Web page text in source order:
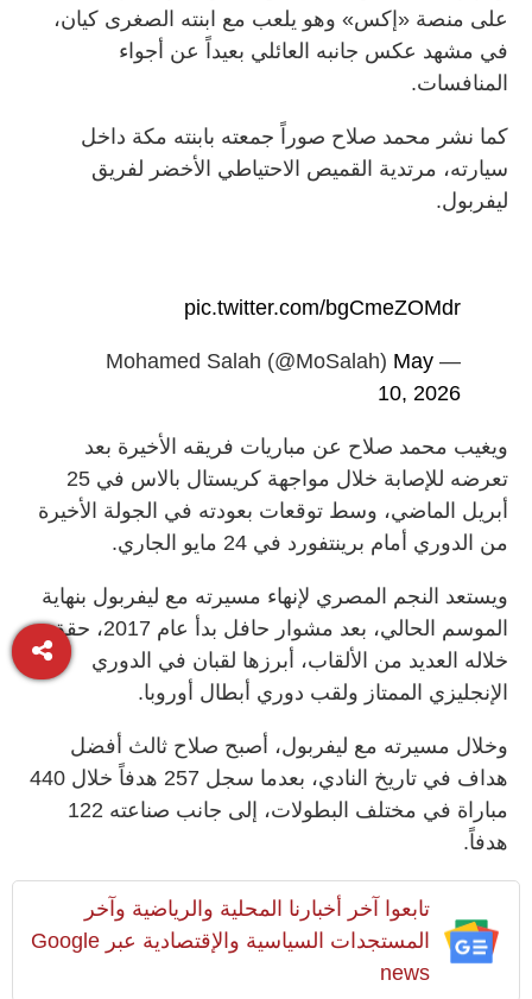
على منصة «إكس» وهو يلعب مع ابنته الصغرى كيان،
في مشهد عكس جانبه العائلي بعيداً عن أجواء
المنافسات.
كما نشر محمد صلاح صوراً جمعته بابنته مكة داخل
سيارته، مرتدية القميص الاحتياطي الأخضر لفريق
ليفربول.
pic.twitter.com/bgCmeZOMdr
— Mohamed Salah (@MoSalah)
May
10, 2026
ويغيب محمد صلاح عن مباريات فريقه الأخيرة بعد
تعرضه للإصابة خلال مواجهة كريستال بالاس في 25
أبريل الماضي، وسط توقعات بعودته في الجولة الأخيرة
من الدوري أمام برينتفورد في 24 مايو الجاري.
ويستعد النجم المصري لإنهاء مسيرته مع ليفربول بنهاية
الموسم الحالي، بعد مشوار حافل بدأ عام 2017، حقق
خلاله العديد من الألقاب، أبرزها لقبان في الدوري
الإنجليزي الممتاز ولقب دوري أبطال أوروبا.
وخلال مسيرته مع ليفربول، أصبح صلاح ثالث أفضل
هداف في تاريخ النادي، بعدما سجل 257 هدفاً خلال 440
مباراة في مختلف البطولات، إلى جانب صناعته 122
هدفاً.
تابعوا آخر أخبارنا المحلية والرياضية وآخر
المستجدات السياسية والإقتصادية عبر Google
news